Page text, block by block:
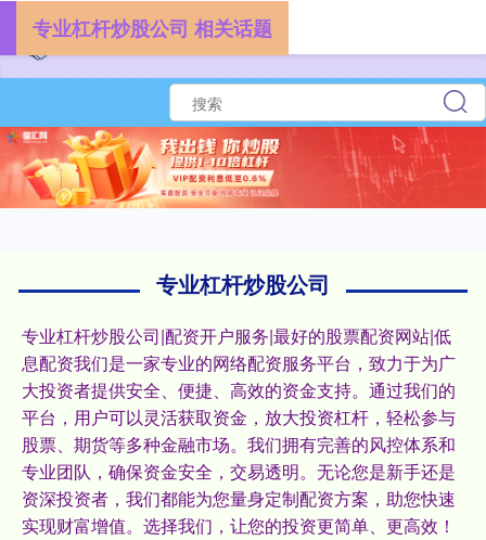
专业杠杆炒股公司
专业杠杆炒股公司|配资开户服务|最好的股票配资网站|低
息配资我们是一家专业的网络配资服务平台，致力于为广
大投资者提供安全、便捷、高效的资金支持。通过我们的
平台，用户可以灵活获取资金，放大投资杠杆，轻松参与
股票、期货等多种金融市场。我们拥有完善的风控体系和
专业团队，确保资金安全，交易透明。无论您是新手还是
资深投资者，我们都能为您量身定制配资方案，助您快速
实现财富增值。选择我们，让您的投资更简单、更高效！
专业杠杆炒股公司 相关话题